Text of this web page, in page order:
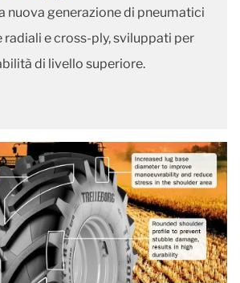
nuova generazione di pneumatici
e cross-ply, sviluppati per
di livello superiore.